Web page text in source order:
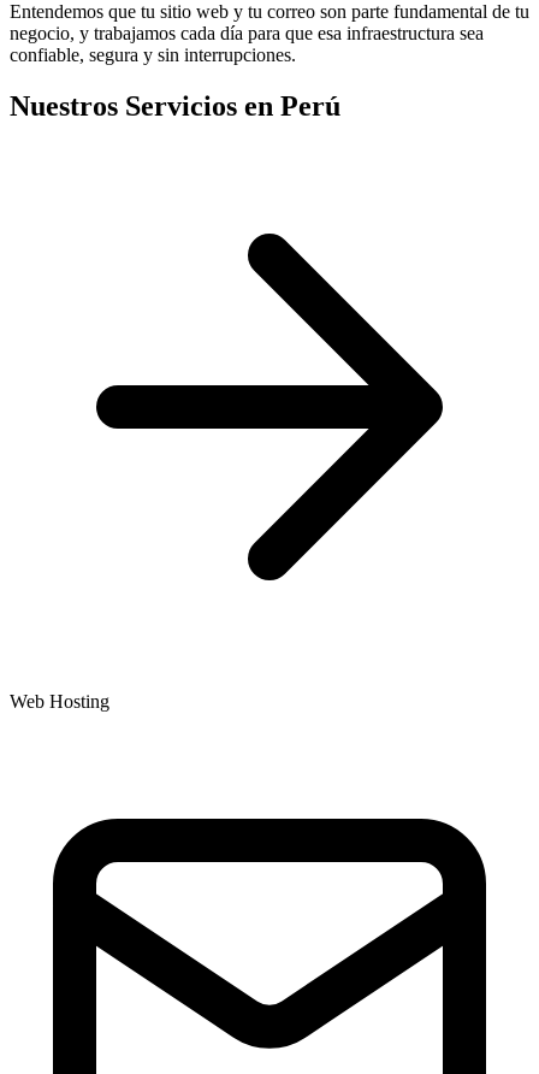
Entendemos que tu sitio web y tu correo son parte fundamental de tu
negocio, y trabajamos cada día para que esa infraestructura sea
confiable, segura y sin interrupciones.
Nuestros Servicios en Perú
Web Hosting